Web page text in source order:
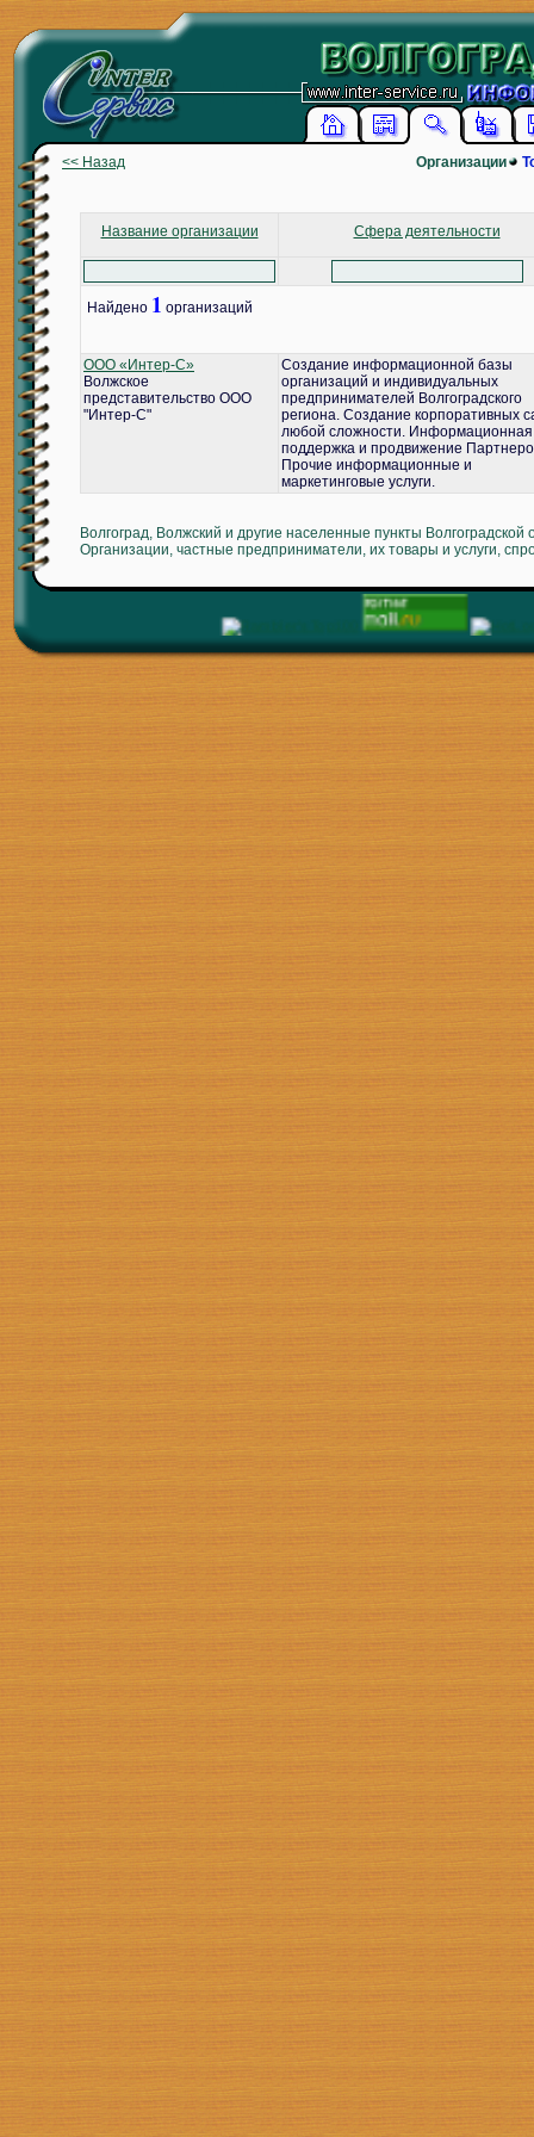
<< Назад Организации
Название организации Сфера деятельности
Найдено 1 организаций
ООО «Интер-С»
Волжское
представительство ООО
"Интер-С"
Создание информационной базы
организаций и индивидуальных
предпринимателей Волгоградского
региона. Создание корпоративных
любой сложности. Информационная
поддержка и продвижение
Прочие информационные и
маркетинговые услуги.
Волгоград, Волжский и другие населенные пункты Волгоградской
Организации, частные предприниматели, их товары и услуги,